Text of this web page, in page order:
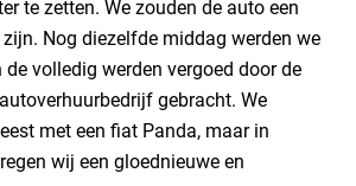
te zetten. We zouden de auto een
Nog diezelfde middag werden we
de volledig werden vergoed door de
gebracht. We
met een fiat Panda, maar in
wij een gloednieuwe en